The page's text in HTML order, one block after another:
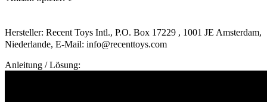
Hersteller: Recent Toys Intl., P.O. Box 17229 , 1001 JE Amsterdam,
Niederlande, E-Mail: info@recenttoys.com
Anleitung / Lösung: